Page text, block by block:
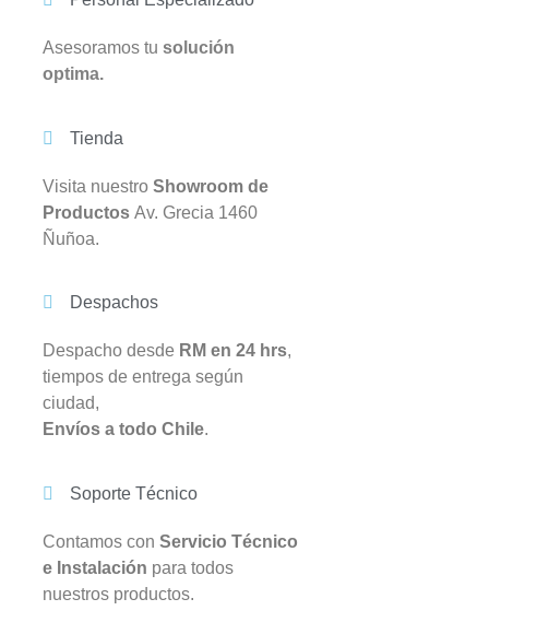
Asesoramos tu solución
optima.
Tienda
Visita nuestro Showroom de
Productos Av. Grecia 1460
Ñuñoa.
Despachos
Despacho desde RM en 24 hrs,
tiempos de entrega según
ciudad,
Envíos a todo Chile.
Soporte Técnico
Contamos con Servicio Técnico
e Instalación para todos
nuestros productos.